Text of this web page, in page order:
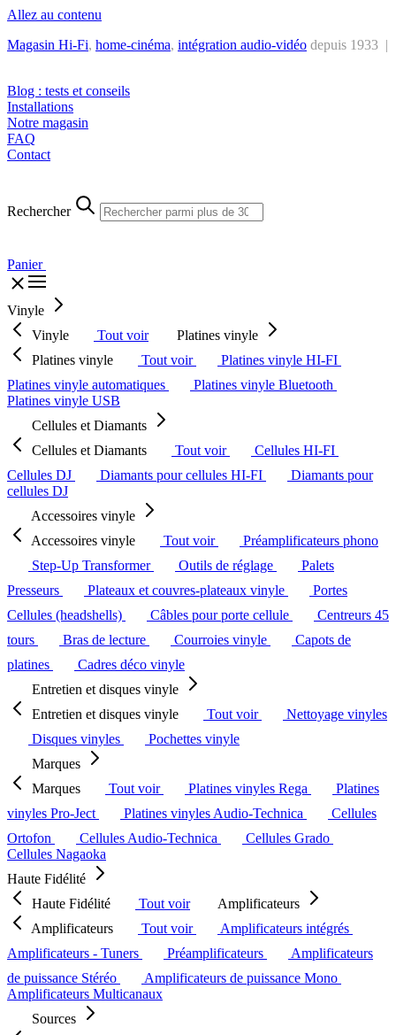
Allez au contenu
Magasin Hi-Fi, home-cinéma, intégration audio-vidéo depuis 1933 |
Blog : tests et conseils
Installations
Notre magasin
FAQ
Contact
Rechercher
Panier
Vinyle
Vinyle
Tout voir
Platines vinyle
Platines vinyle
Tout voir
Platines vinyle HI-FI
Platines vinyle automatiques
Platines vinyle Bluetooth
Platines vinyle USB
Cellules et Diamants
Cellules et Diamants
Tout voir
Cellules HI-FI
Cellules DJ
Diamants pour cellules HI-FI
Diamants pour
cellules DJ
Accessoires vinyle
Accessoires vinyle
Tout voir
Préamplificateurs phono
Step-Up Transformer
Outils de réglage
Palets
Presseurs
Plateaux et couvres-plateaux vinyle
Portes
Cellules (headshells)
Câbles pour porte cellule
Centreurs 45
tours
Bras de lecture Courroies vinyle
Capots de
platines
Cadres déco vinyle
Entretien et disques vinyle
Entretien et disques vinyle
Tout voir
Nettoyage vinyles
Disques vinyles
Pochettes vinyle
Marques
Marques
Tout voir Platines vinyles Rega
Platines
vinyles Pro-Ject
Platines vinyles Audio-Technica
Cellules
Ortofon
Cellules Audio-Technica
Cellules Grado
Cellules Nagaoka
Haute Fidélité
Haute Fidélité
Tout voir
Amplificateurs
Amplificateurs
Tout voir
Amplificateurs intégrés
Amplificateurs - Tuners
Préamplificateurs
Amplificateurs
de puissance Stéréo
Amplificateurs de puissance Mono
Amplificateurs Multicanaux
Sources